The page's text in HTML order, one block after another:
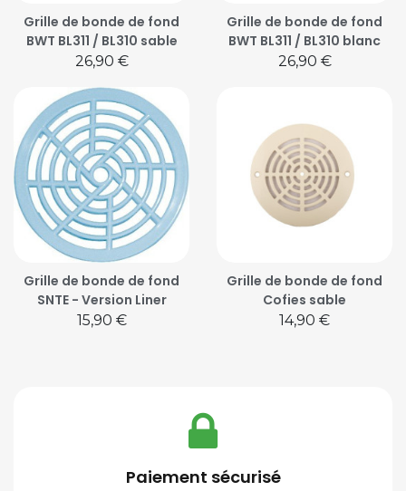
Grille de bonde de fond
BWT BL311 / BL310 sable
Prix
26,90 €
Grille de bonde de fond
BWT BL311 / BL310 blanc
Prix
26,90 €
Grille de bonde de fond
SNTE - Version Liner
Prix
15,90 €
Grille de bonde de fond
Cofies sable
Prix
14,90 €
Paiement sécurisé